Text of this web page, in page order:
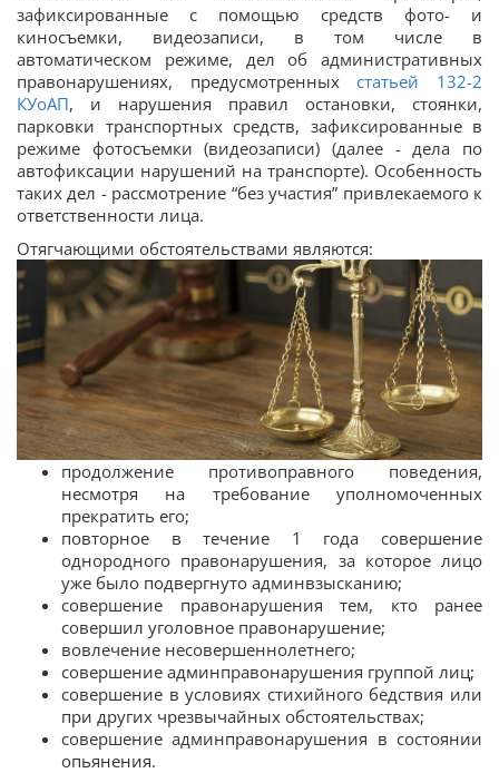
зафиксированные с помощью средств фото- и
киносъемки, видеозаписи, в том числе в
автоматическом режиме, дел об административных
правонарушениях, предусмотренныхстатьей 132-2
КУоАП, и нарушения правил остановки, стоянки,
парковки транспортных средств, зафиксированные в
режиме фотосъемки (видеозаписи) (далее - дела по
автофиксации нарушений на транспорте). Особенность
таких дел - рассмотрение “без участия” привлекаемого к
ответственности лица.
Отягчающими обстоятельствами являются:
продолжение противоправного поведения,
несмотря на требование уполномоченных
прекратить его;
повторное в течение 1 года совершение
однородного правонарушения, за которое лицо
уже было подвергнуто админвзысканию;
совершение правонарушения тем, кто ранее
совершил уголовное правонарушение;
вовлечение несовершеннолетнего;
совершение админправонарушения группой лиц;
совершение в условиях стихийного бедствия или
при других чрезвычайных обстоятельствах;
совершение админправонарушения в состоянии
опьянения.